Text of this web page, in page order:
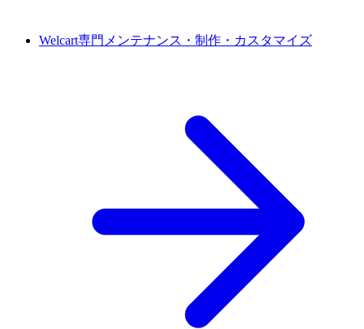
Welcart専門メンテナンス・制作・カスタマイズ